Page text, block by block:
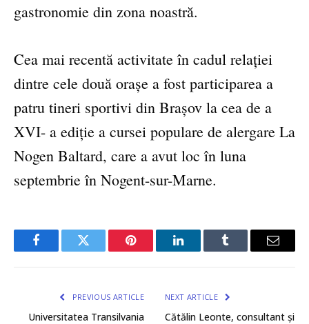
gastronomie din zona noastră.
Cea mai recentă activitate în cadul relației
dintre cele două orașe a fost participarea a
patru tineri sportivi din Brașov la cea de a
XVI- a ediție a cursei populare de alergare La
Nogen Baltard, care a avut loc în luna
septembrie în Nogent-sur-Marne.
FacebookTwitter Pinterest LinkedInTumblr Email
PREVIOUS ARTICLE
Universitatea Transilvania
NEXT ARTICLE
Cătălin Leonte, consultant și